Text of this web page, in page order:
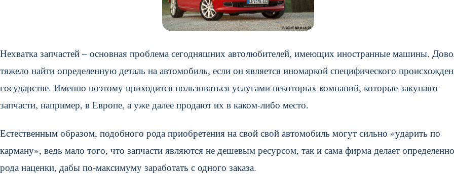
Нехватка запчастей – основная проблема сегодняшних автолюбителей, имеющих иностранные машины.
тяжело найти определенную деталь на автомобиль, если он является иномаркой специфического
государстве. Именно поэтому приходится пользоваться услугами некоторых компаний, которые закупают
запчасти, например, в Европе, а уже далее продают их в каком-либо место.
Естественным образом, подобного рода приобретения на свой свой автомобиль могут сильно «ударить по
карману», ведь мало того, что запчасти являются не дешевым ресурсом, так и сама фирма делает
рода наценки, дабы по-максимуму заработать с одного заказа.